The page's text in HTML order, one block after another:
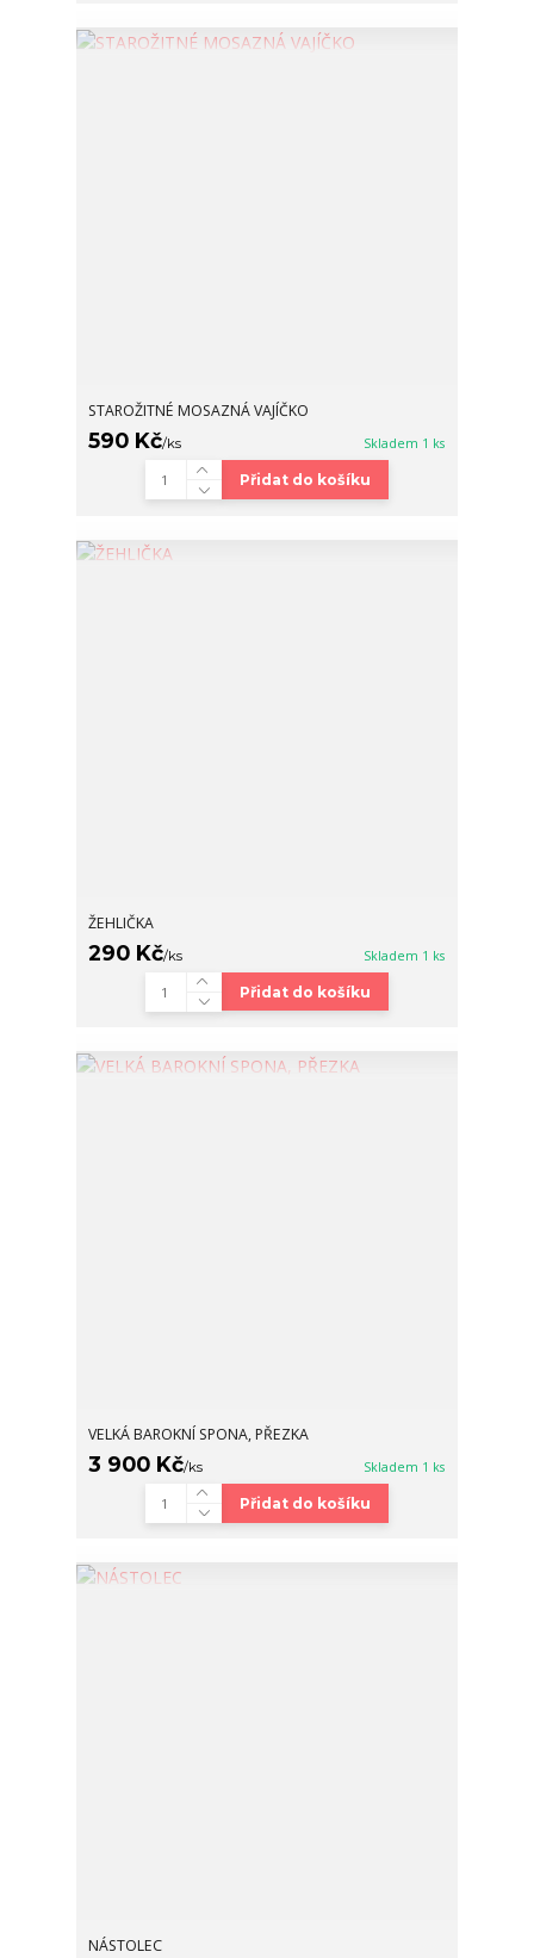
STAROŽITNÉ MOSAZNÁ VAJÍČKO
590 Kč/ks Skladem 1 ks
Přidat do košíku
ŽEHLIČKA
290 Kč/ks Skladem 1 ks
Přidat do košíku
VELKÁ BAROKNÍ SPONA, PŘEZKA
3 900 Kč/ks Skladem 1 ks
Přidat do košíku
NÁSTOLEC